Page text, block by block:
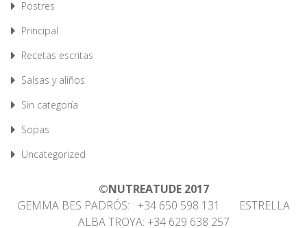
Postres
Principal
Recetas escritas
Salsas y aliños
Sin categoría
Sopas
Uncategorized
©NUTREATUDE 2017
GEMMA BES PADRÓS: +34 650 598 131 ESTRELLA
ALBA TROYA: +34 629 638 257